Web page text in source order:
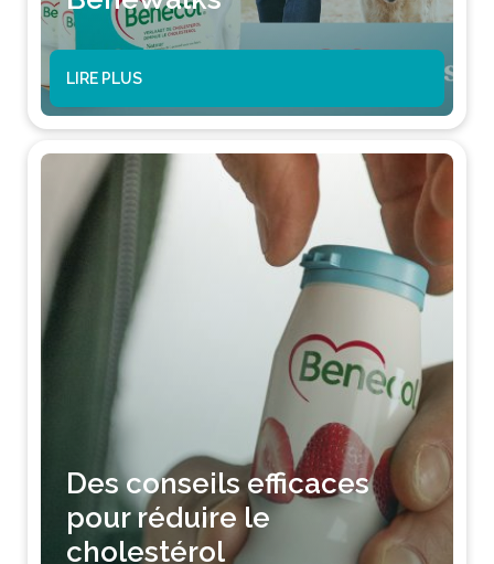
LIRE PLUS
Des conseils efficaces
pour réduire le
cholestérol